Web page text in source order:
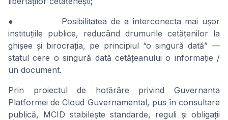
● Posibilitatea de a interconecta mai ușor
instituțiile publice, reducând drumurile cetățenilor la
ghișee și birocrația, pe principiul “o singură dată” —
statul cere o singură dată cetățeanului o informație /
un document.
Prin proiectul de hotărâre privind Guvernanța
Platformei de Cloud Guvernamental, pus în consultare
publică, MCID stabilește standarde, reguli și obligații